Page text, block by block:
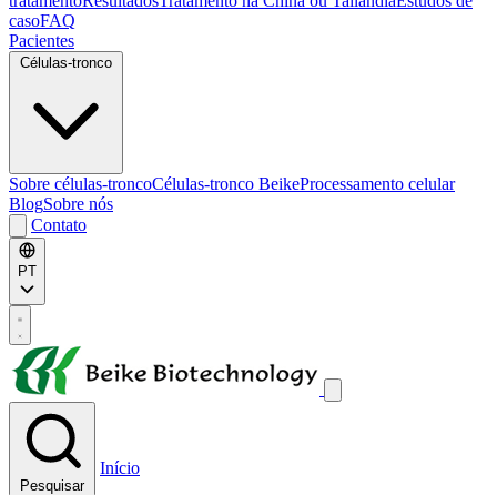
casoFAQ
Pacientes
Sobre células-troncoCélulas-tronco BeikeProcessamento celular
BlogSobre nós
Contato
PT
Pesquisar
Início